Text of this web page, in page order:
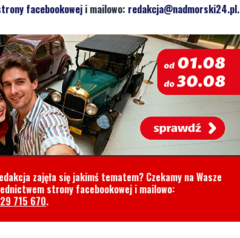
facebookowej i mailowo: redakcja@nadmorski24.pl.
zajęła się jakimś tematem? Czekamy na Wasze
strony facebookowej i mailowo:
715 670.